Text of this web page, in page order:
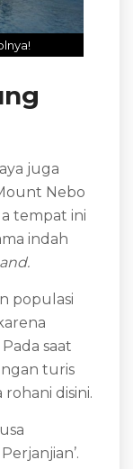
juga
Nebo
tempat ini
indah
populasi
saat
turis
disini.